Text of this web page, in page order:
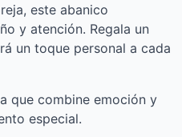
este abanico
y atención. Regala un
un toque personal a cada
que combine emoción y
especial.